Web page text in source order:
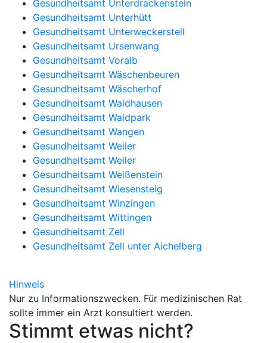
Gesundheitsamt Unterdrackenstein
Gesundheitsamt Unterhütt
Gesundheitsamt Unterweckerstell
Gesundheitsamt Ursenwang
Gesundheitsamt Voralb
Gesundheitsamt Wäschenbeuren
Gesundheitsamt Wäscherhof
Gesundheitsamt Waldhausen
Gesundheitsamt Waldpark
Gesundheitsamt Wangen
Gesundheitsamt Weiler
Gesundheitsamt Weiler
Gesundheitsamt Weißenstein
Gesundheitsamt Wiesensteig
Gesundheitsamt Winzingen
Gesundheitsamt Wittingen
Gesundheitsamt Zell
Gesundheitsamt Zell unter Aichelberg
Hinweis
Nur zu Informationszwecken. Für medizinischen Rat
sollte immer ein Arzt konsultiert werden.
Stimmt etwas nicht?